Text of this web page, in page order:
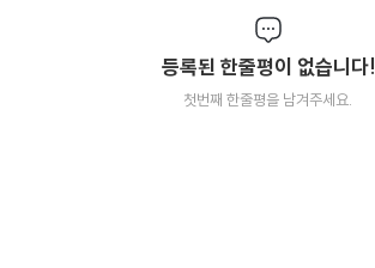
등록된 한줄평이 없습니다!
첫번째 한줄평을 남겨주세요.